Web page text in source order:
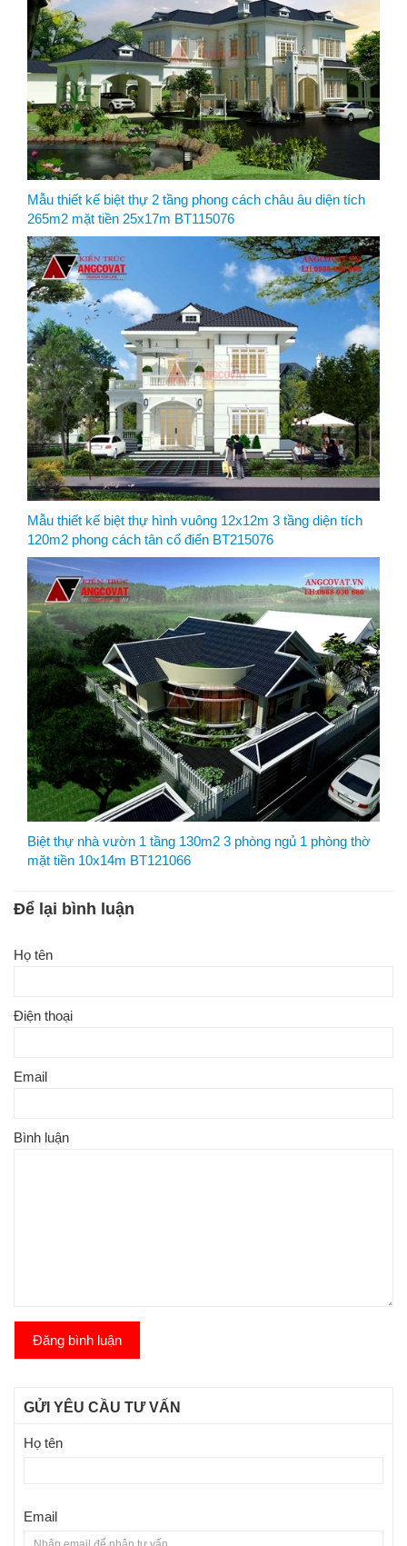
Mẫu thiết kế biệt thự 2 tầng phong cách châu âu diện tích
265m2 mặt tiền 25x17m BT115076
Mẫu thiết kế biệt thự hình vuông 12x12m 3 tầng diện tích
120m2 phong cách tân cổ điển BT215076
Biệt thự nhà vườn 1 tầng 130m2 3 phòng ngủ 1 phòng thờ
mặt tiền 10x14m BT121066
Để lại bình luận
Họ tên
Điện thoại
Email
Bình luận
Đăng bình luận
GỬI YÊU CẦU TƯ VẤN
Họ tên
Email